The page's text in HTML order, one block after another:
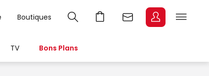
Boutiques
TV Bons Plans